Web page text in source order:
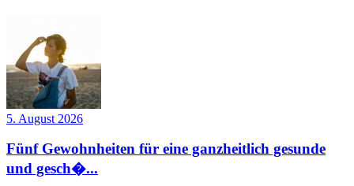
5. August 2026
Fünf Gewohnheiten für eine ganzheitlich gesunde
und gesch�...